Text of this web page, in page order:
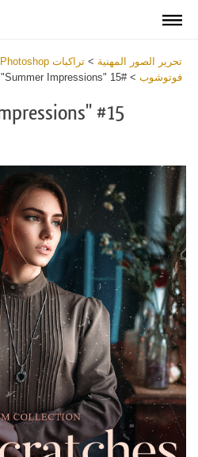
تحرير الصور المهنية > تراكبات Photoshop
فوتوشوب >
#15 "Summer Impressions"
#15 "Summer Impressions"
رجاء اختر
Free Photoshop Overlay #15
Small 800*533px
Download
Free